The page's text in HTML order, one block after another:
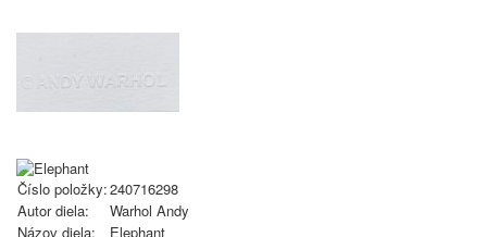
Číslo položky:240716298
Autor diela:
Warhol Andy
Názov diela:
Elephant